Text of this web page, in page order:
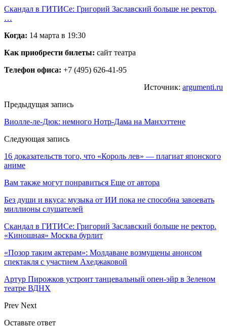
Скандал в ГИТИСе: Григорий Заславский больше не ректор.
…
Когда: 14 марта в 19:30
Как приобрести билеты: сайт театра
Телефон офиса: +7 (495) 626-41-95
Источник: argumenti.ru
Предыдущая запись
Виолле-ле-Дюк: немного Нотр-Дама на Манхэттене
Следующая запись
16 доказательств того, что «Король лев» — плагиат японского
аниме
Вам также могут понравиться Еще от автора
Без души и вкуса: музыка от ИИ пока не способна завоевать
миллионы слушателей
Скандал в ГИТИСе: Григорий Заславский больше не ректор.
«Киношная» Москва бурлит
«Позор таким актерам»: Молдаване возмущены анонсом
спектакля с участием Ахеджаковой
Артур Пирожков устроит танцевальный опен-эйр в Зеленом
театре ВДНХ
Prev Next
Оставьте ответ